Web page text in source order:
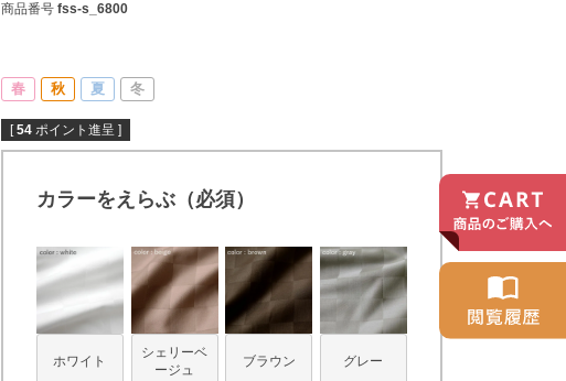
商品番号 fss-s_6800
春 秋 夏 冬
[ 54 ポイント進呈 ]
カラーをえらぶ（必須）
ホワイト
シェリーベ
ージュ
ブラウン グレー